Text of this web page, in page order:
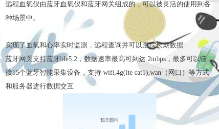
远程血氧仪由蓝牙血氧仪和蓝牙网关组成的，可以被灵活的使用到各
种场景中。
实现了血氧和心率实时监测，远程查询并可以跟踪长期数据
蓝牙网关支持蓝牙ble5.2，数据速率最高可到达 2mbps，最多可以链
接15个蓝牙智能采集设备，支持 wifi,4g(lte cat1),wan（网口）等方式
和服务器进行数据交互